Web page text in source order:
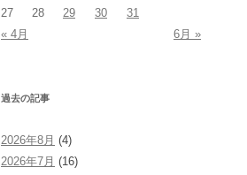
27
28 29 30
31
« 4月
6月 »
過去の記事
2026年8月 (4)
2026年7月 (16)